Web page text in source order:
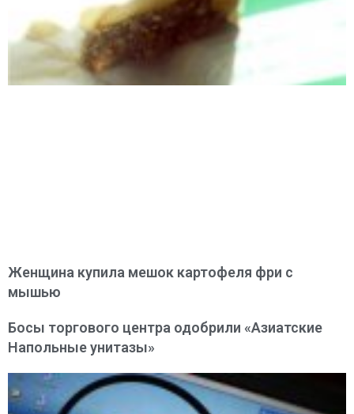
Женщина купила мешок картофеля фри с
мышью
Босы торгового центра одобрили «Азиатские
Напольные унитазы»